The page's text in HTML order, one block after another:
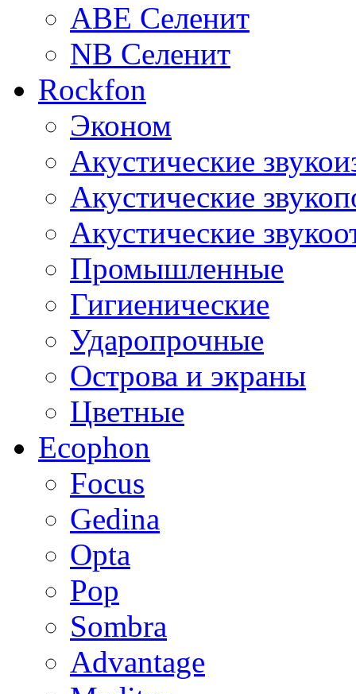
ABE Селенит
NB Селенит
Rockfon
Эконом
Акустические
Акустические
Акустические
Промышленные
Гигиенические
Ударопрочные
Острова и экраны
Цветные
Ecophon
Focus
Gedina
Opta
Pop
Sombra
Advantage